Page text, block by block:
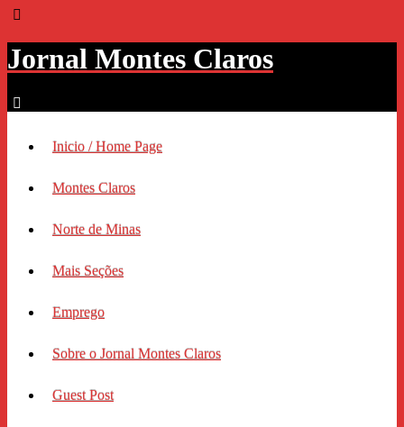
Jornal Montes Claros
Inicio / Home Page
Montes Claros
Norte de Minas
Mais Seções
Emprego
Sobre o Jornal Montes Claros
Guest Post